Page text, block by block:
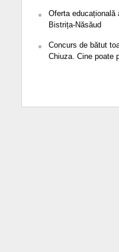
Oferta educațională
Bistrița-Năsăud
Concurs de bătut
Chiuza. Cine poate